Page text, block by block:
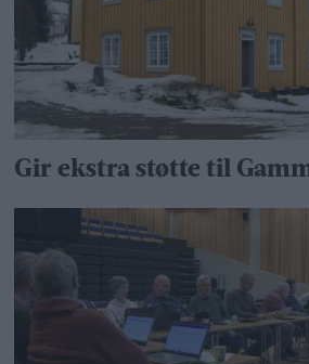
Gir ekstra støtte til